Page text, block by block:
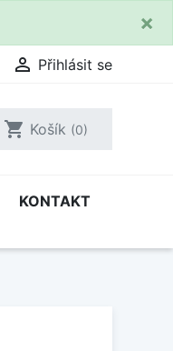
×
 Přihlásit se
shopping_cart Košík (0)
KONTAKT